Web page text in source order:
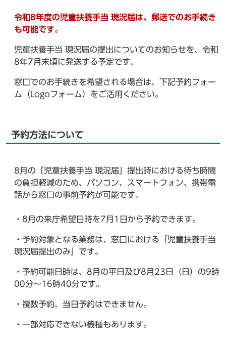
令和8年度の児童扶養手当 現況届は、郵送でのお手続き
も可能です。
児童扶養手当 現況届の提出についてのお知らせを、令和
8年7月末頃に発送する予定です。
窓口でのお手続きを希望される場合は、下記予約フォー
ム（Logoフォーム）をご活用ください。
予約方法について
8月の「児童扶養手当 現況届」提出時における待ち時間
の負担軽減のため、パソコン、スマートフォン、携帯電
話から窓口の事前予約が可能です。
・8月の来庁希望日時を7月1日から予約できます。
・予約対象となる業務は、窓口における「児童扶養手当
現況届提出のみ」です。
・予約可能日時は、8月の平日及び8月23日（日）の9時
00分～16時40分です。
・複数予約、当日予約はできません。
・一部対応できない機種もあります。